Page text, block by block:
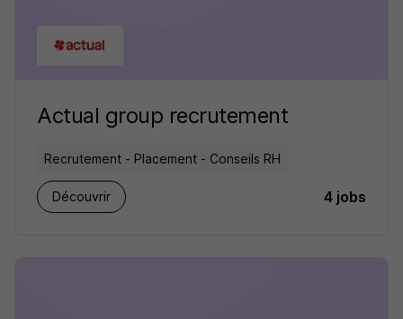
Actual group recrutement
Recrutement - Placement - Conseils RH
Découvrir 4 jobs